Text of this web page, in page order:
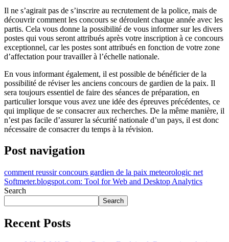
Il ne s’agirait pas de s’inscrire au recrutement de la police, mais de
découvrir comment les concours se déroulent chaque année avec les
partis. Cela vous donne la possibilité de vous informer sur les divers
postes qui vous seront attribués après votre inscription à ce concours
exceptionnel, car les postes sont attribués en fonction de votre zone
d’affectation pour travailler à l’échelle nationale.
En vous informant également, il est possible de bénéficier de la
possibilité de réviser les anciens concours de gardien de la paix. Il
sera toujours essentiel de faire des séances de préparation, en
particulier lorsque vous avez une idée des épreuves précédentes, ce
qui implique de se consacrer aux recherches. De la même manière, il
n’est pas facile d’assurer la sécurité nationale d’un pays, il est donc
nécessaire de consacrer du temps à la révision.
Post navigation
comment reussir concours gardien de la paix meteorologic net
Softmeter.blogspot.com: Tool for Web and Desktop Analytics
Search
Search
Recent Posts